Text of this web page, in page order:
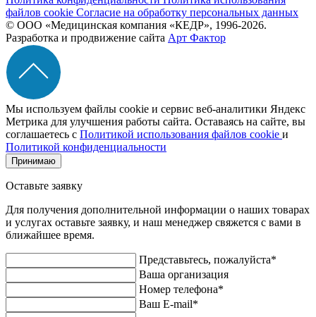
файлов cookie Согласие на обработку персональных данных
© ООО «Медицинская компания «КЕДР», 1996-2026.
Разработка и продвижение сайта Арт Фактор
Мы используем файлы cookie и сервис веб-аналитики Яндекс
Метрика для улучшения работы сайта. Оставаясь на сайте, вы
соглашаетесь с Политикой использования файлов cookie и
Политикой конфиденциальности
Принимаю
Оставьте заявку
Для получения дополнительной информации о наших товарах
и услугах оставьте заявку, и наш менеджер свяжется с вами в
ближайшее время.
Представьтесь, пожалуйста*
Ваша организация
Номер телефона*
Ваш E-mail*